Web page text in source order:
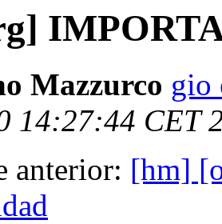
Mazzurco gio
14:27:44 CET
anterior: [hm]